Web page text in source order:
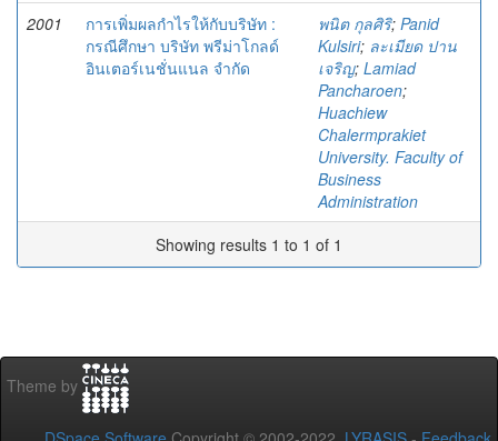
2001
การเพิ่มผลกำไรให้กับบริษัท :
กรณีศึกษา บริษัท พรีม่าโกลด์
อินเตอร์เนชั่นแนล จำกัด
พนิต กุลศิริ; Panid
Kulsiri; ละเมียด ปาน
เจริญ; Lamiad
Pancharoen;
Huachiew
Chalermprakiet
University. Faculty of
Business
Administration
Showing results 1 to 1 of 1
Theme by